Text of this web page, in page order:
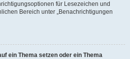
für Lesezeichen und
Bereich unter „Benachrichtigungen
ein Thema setzen oder ein Thema